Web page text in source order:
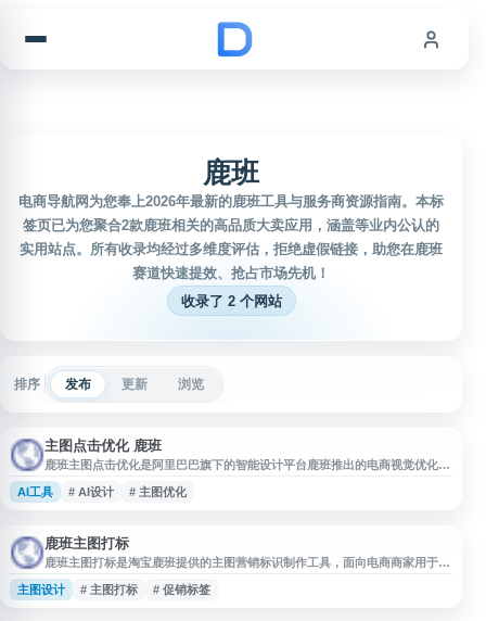
鹿班
电商导航网为您奉上2026年最新的鹿班工具与服务商资源指南。本标
签页已为您聚合2款鹿班相关的高品质大卖应用，涵盖等业内公认的
实用站点。所有收录均经过多维度评估，拒绝虚假链接，助您在鹿班
赛道快速提效、抢占市场先机！
收录了 2 个网站
排序 发布 更新 浏览
主图点击优化 鹿班
鹿班主图点击优化是阿里巴巴旗下的智能设计平台鹿班推出的电商视觉优化工
具。该平台基于AI技术，专注于提升淘宝、天猫等电商平台商品主图的点击率
和转化效果。通过智能分析商品特征、行业数据和用户行为，系统可自动生成
理和A/B测试，帮
AI工具 # AI设计 # 主图优化
鹿班主图打标
鹿班主图打标是淘宝鹿班提供的主图营销标识制作工具，面向电商商家用于商
品主图的促销标签、活动角标等视觉元素配置与生成。该工具可辅助商家在商
品展示中突出价格、优惠、活动等关键信息，适用于淘宝、天猫等电商运营场
主图设计 # 主图打标 # 促销标签